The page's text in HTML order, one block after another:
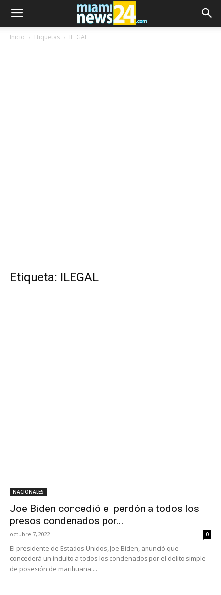
Inicio Etiquetas ILEGAL
Etiqueta: ILEGAL
NACIONALES
Joe Biden concedió el perdón a todos los
presos condenados por...
octubre 7, 2022 0
El presidente de Estados Unidos, Joe Biden, anunció que
concederá un indulto a todos los condenados por el delito simple
de posesión de marihuana....